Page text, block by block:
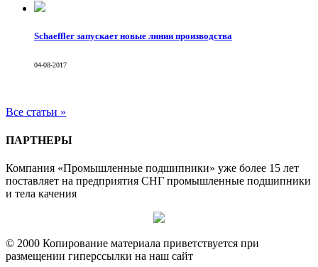
Schaeffler запускает новые линии производства
04-08-2017
Все статьи »
ПАРТНЕРЫ
Компания «Промышленные подшипники» уже более 15 лет
поставляет на предприятия СНГ промышленные подшипники
и тела качения
© 2000 Копирование материала приветствуется при
размещении гиперссылки на наш сайт